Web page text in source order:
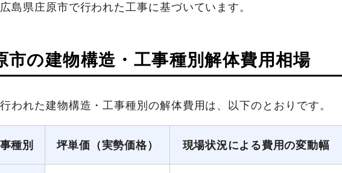
島県庄原市で行われた工事に基づいています。
市の建物構造・工事種別解体費用相場
われた建物構造・工事種別の解体費用は、以下のとおりです。
種別 坪単価（実勢価格） 現場状況による費用の変動幅